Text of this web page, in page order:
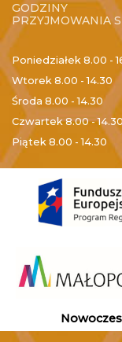
GODZINY
PRZYJMOWANIA
Poniedziałek 8.00 -
Wtorek 8.00 - 14.30
Środa 8.00 - 14.30
Czwartek8.00 - 14.30
Piątek 8.00 - 14.30